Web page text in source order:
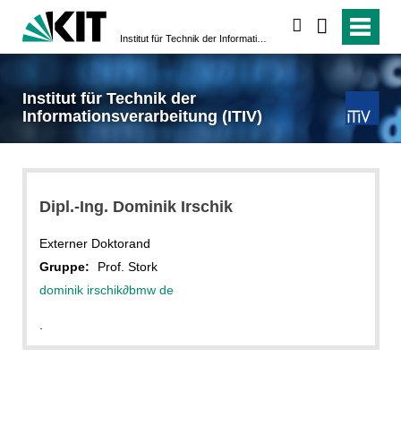
Institut für Technik der
Informationsverarbeitung (ITIV)
Dipl.-Ing. Dominik Irschik
Externer Doktorand
Gruppe:
Prof. Stork
dominik irschik∂bmw de
.